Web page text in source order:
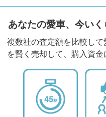
あなたの愛車、今いく
複数社の査定額を比較し
を賢く売却して、購入資金